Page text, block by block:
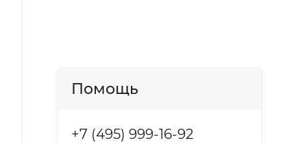
Помощь
+7 (495) 999-16-92